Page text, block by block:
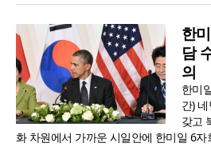
한
담
의
한미
간)
갖고
화 차원에서 가까운 시일안에 한미일 6